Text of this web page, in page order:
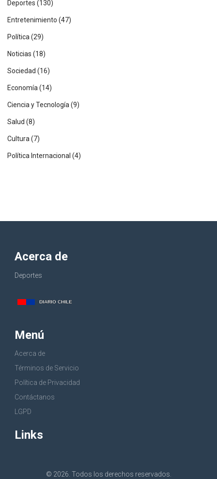
Deportes (130)
Entretenimiento (47)
Política(29)
Noticias (18)
Sociedad (16)
Economía(14)
Ciencia y Tecnología(9)
Salud (8)
Cultura(7)
Política Internacional (4)
Acerca de
Deportes
Menú
Acerca de
Términos de Servicio
Política de Privacidad
Contáctanos
LGPD
Links
© 2026. Todos los derechos reservados.